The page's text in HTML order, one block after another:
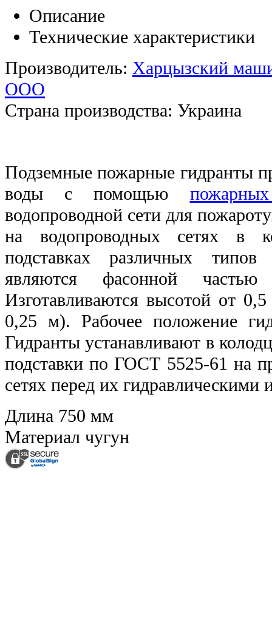
Описание
Технические характеристики
Производитель: Харцызский
ООО
Страна производства: Украина
Подземные пожарные гидранты
воды с помощью
водопроводной сети для
на водопроводных сетях в
подставках различных
являются фасонной частью
Изготавливаются высотой от
0,25 м). Рабочее положение
Гидранты устанавливают в
подставки по ГОСТ 5525-61 на
сетях перед их гидравлическими
Длина 750 мм
Материал чугун